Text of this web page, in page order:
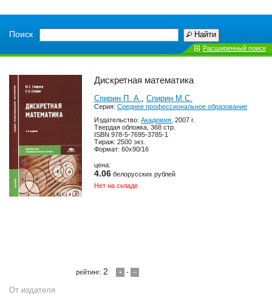
Поиск Найти
Расширенный поиск
Дискретная математика
Спирин П. А., Спирин М.С.
Серия: Среднее профессиональное образование
Издательство: Академия , 2007 г.
Твердая обложка, 368 стр.
ISBN 978-5-7695-3785-1
Тираж: 2500 экз.
Формат: 60х90/16
рейтинг: 2 + - −
цена:
4.06 белорусских рублей
Нет на складе
От издателя